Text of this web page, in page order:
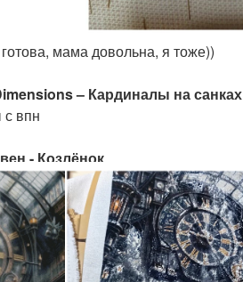
мама довольна, я тоже))
– Кардиналы на санках
впн
- Козлёнок